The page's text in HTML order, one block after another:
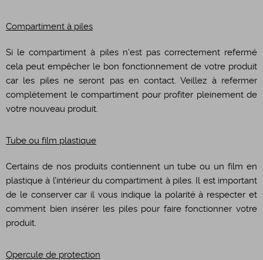
Compartiment à piles
Si le compartiment à piles n'est pas correctement refermé
cela peut empêcher le bon fonctionnement de votre produit
car les piles ne seront pas en contact. Veillez à refermer
complètement le compartiment pour profiter pleinement de
votre nouveau produit.
Tube ou film plastique
Certains de nos produits contiennent un tube ou un film en
plastique à l’intérieur du compartiment à piles. Il est important
de le conserver car il vous indique la polarité à respecter et
comment bien insérer les piles pour faire fonctionner votre
produit.
Opercule de protection